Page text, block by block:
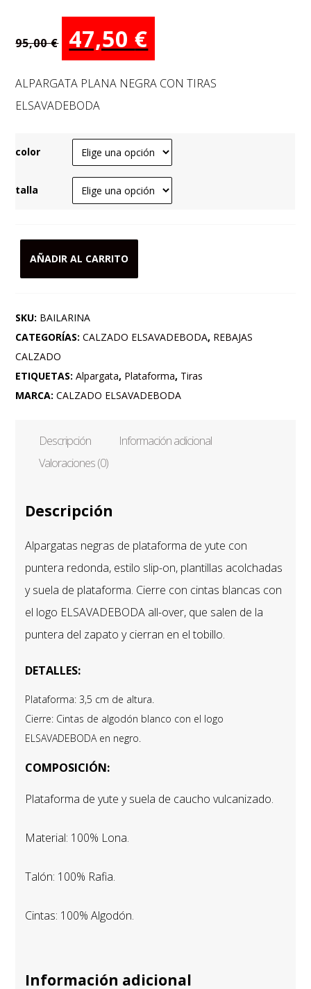
95,00€
precio
47,50€
ALPARGATA PLANA NEGRA CON TIRAS
ELSAVADEBODA
color
talla
AÑADIR AL CARRITO
SKU: BAILARINA
CATEGORÍAS:CALZADO ELSAVADEBODA, REBAJAS
CALZADO
ETIQUETAS:Alpargata, Plataforma, Tiras
MARCA:CALZADO ELSAVADEBODA
Descripción
Información adicional
Valoraciones (0)
Descripción
Alpargatas negras de plataforma de yute con
puntera redonda, estilo slip-on, plantillas acolchadas
y suela de plataforma. Cierre con cintas blancas con
el logo ELSAVADEBODA all-over, que salen de la
puntera del zapato y cierran en el tobillo.
DETALLES:
Plataforma: 3,5 cm de altura.
Cierre: Cintas de algodón blanco con el logo
ELSAVADEBODA en negro.
COMPOSICIÓN:
Plataforma de yute y suela de caucho vulcanizado.
Material: 100% Lona.
Talón: 100% Rafia.
Cintas: 100% Algodón.
Información adicional